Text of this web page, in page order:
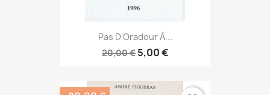
Pas D’Oradour À...
20,00 € 5,00 €